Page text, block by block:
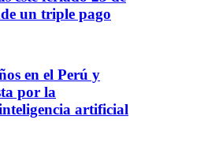
un triple pago
en el Perú y
por la
artificial